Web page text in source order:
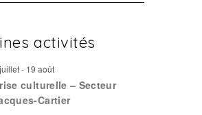
activités
- 19 août
culturelle – Secteur
Cartier